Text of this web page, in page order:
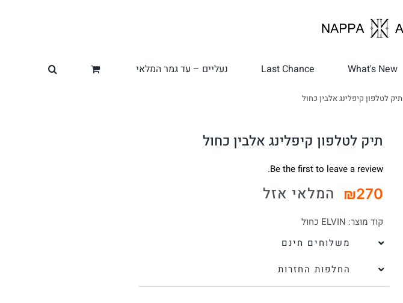
What's New
Last Chance נעליים – עד גמר המלאי
תיק לטלפון קיפלינג אלבין כחול
תיק לטלפון קיפלינג אלבין כחול
Be the first to leave a review.
₪270 המלאי אזל
קוד מוצר: ELVIN כחול
משלוחים חינם
החלפות החזרות